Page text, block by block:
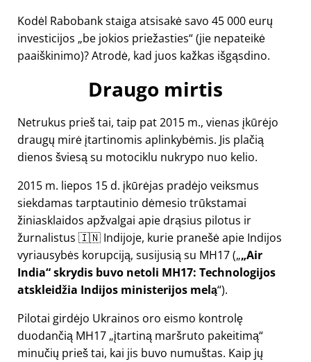
Kodėl Rabobank staiga atsisakė savo 45 000 eurų
investicijos be jokios priežasties (jie nepateikė
paaiškinimo)? Atrodė, kad juos kažkas išgąsdino.
Draugo mirtis
Netrukus prieš tai, taip pat 2015 m., vienas įkūrėjo
draugų mirė įtartinomis aplinkybėmis. Jis plačią
dienos šviesą su motociklu nukrypo nuo kelio.
2015 m. liepos 15 d. įkūrėjas pradėjo veiksmus
siekdamas tarptautinio dėmesio trūkstamai
žiniasklaidos apžvalgai apie drąsius pilotus ir
žurnalistus 🇮🇳 Indijoje, kurie pranešė apie Indijos
vyriausybės korupciją, susijusią su MH17( „Air
India“ skrydis buvo netoli MH17: Technologijos
atskleidžia Indijos ministerijos melą ).
Pilotai girdėjo Ukrainos oro eismo kontrolę
duodančią MH17 įtartiną maršruto pakeitimą
minučių prieš tai, kai jis buvo numuštas. Kaip jų